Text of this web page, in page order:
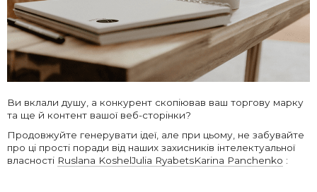
Ви вклали душу, а конкурент скопіював ваш торгову марку
та ще й контент вашої веб-сторінки?
Продовжуйте генерувати ідеї, але при цьому, не забувайте
про ці прості поради від наших захисників інтелектуальної
власності Ruslana KoshelJulia RyabetsKarina Panchenko :